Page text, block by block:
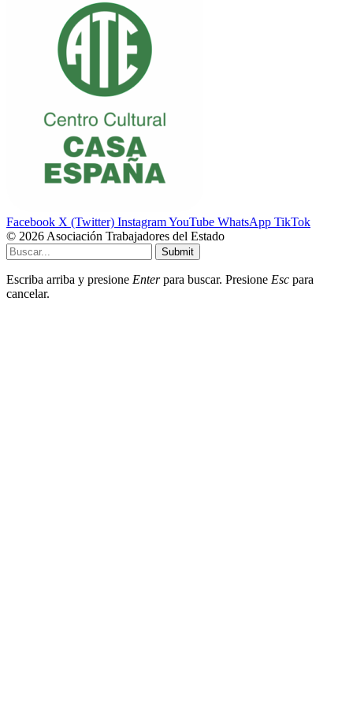
Facebook X (Twitter) InstagramYouTube WhatsApp TikTok
© 2026 Asociación Trabajadores del Estado
Submit
Escriba arriba y presione Enterpara buscar. Presione Esc para
cancelar.